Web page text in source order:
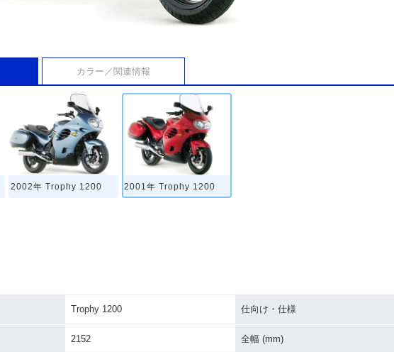
カラー／関連情報
2002年 Trophy 1200 2001年 Trophy 1200
Trophy 1200 仕向け・仕様
2152 全幅 (mm)